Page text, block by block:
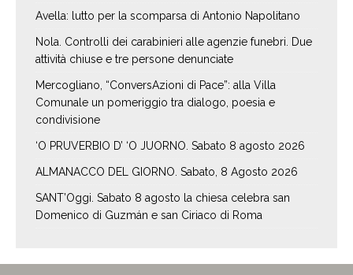
Avella: lutto per la scomparsa di Antonio Napolitano
Nola. Controlli dei carabinieri alle agenzie funebri. Due
attività chiuse e tre persone denunciate
Mercogliano, “ConversAzioni di Pace”: alla Villa
Comunale un pomeriggio tra dialogo, poesia e
condivisione
‘O PRUVERBIO D’ ‘O JUORNO. Sabato 8 agosto 2026
ALMANACCO DEL GIORNO. Sabato, 8 Agosto 2026
SANT’Oggi. Sabato 8 agosto la chiesa celebra san
Domenico di Guzmán e san Ciriaco di Roma